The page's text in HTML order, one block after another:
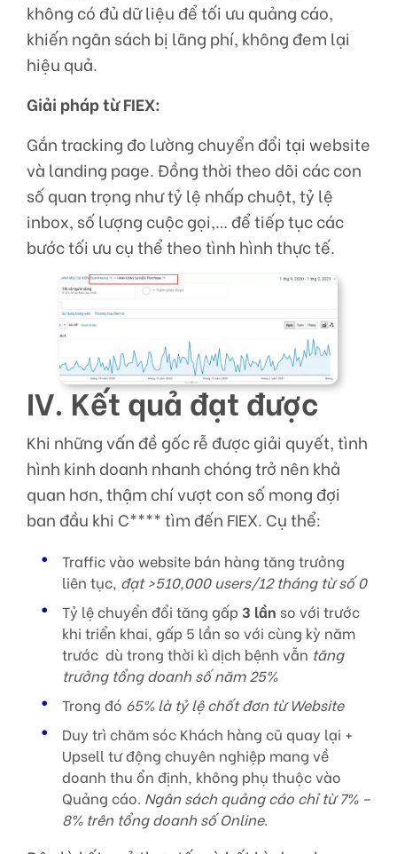
không có đủ dữ liệu để tối ưu quảng cáo,
khiến ngân sách bị lãng phí, không đem lại
hiệu quả.
Giải pháp từ FIEX:
Gắn tracking đo lường chuyển đổi tại website
và landing page. Đồng thời theo dõi các con
số quan trọng như tỷ lệ nhấp chuột, tỷ lệ
inbox, số lượng cuộc gọi,… để tiếp tục các
bước tối ưu cụ thể theo tình hình thực tế.
IV. Kết quả đạt được
Khi những vấn đề gốc rễ được giải quyết, tình
hình kinh doanh nhanh chóng trở nên khả
quan hơn, thậm chí vượt con số mong đợi
ban đầu khi C**** tìm đến FIEX. Cụ thể:
Traffic vào website bán hàng tăng trưởng
liên tục, đạt >510,000 users/12 tháng từ số 0
Tỷ lệ chuyển đổi tăng gấp 3 lần so với trước
khi triển khai, gấp 5 lần so với cùng kỳ năm
trước dù trong thời kì dịch bệnh vẫn tăng
trưởng tổng doanh số năm 25%
Trong đó 65% là tỷ lệ chốt đơn từ Website
Duy trì chăm sóc Khách hàng cũ quay lại +
Upsell tư động chuyên nghiệp mang về
doanh thu ổn định, không phụ thuộc vào
Quảng cáo. Ngân sách quảng cáo chỉ từ 7% –
8% trên tổng doanh số Online.